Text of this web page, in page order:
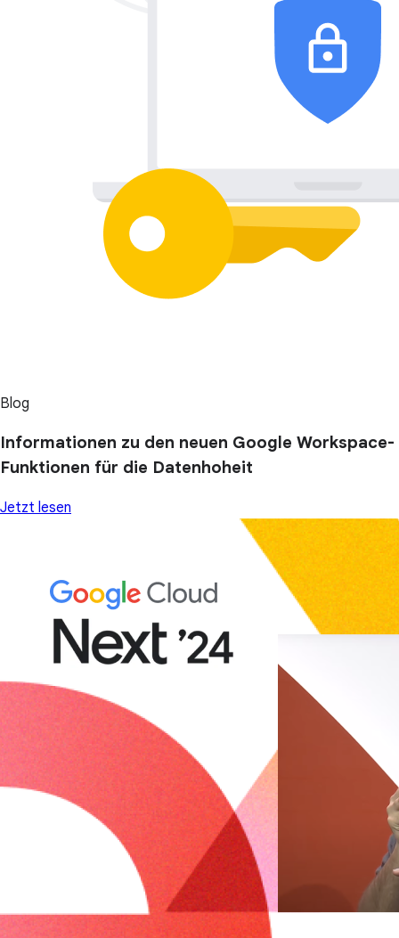
Blog
Informationen zu den neuen Google Workspace-
Funktionen für die Datenhoheit
Jetzt lesen